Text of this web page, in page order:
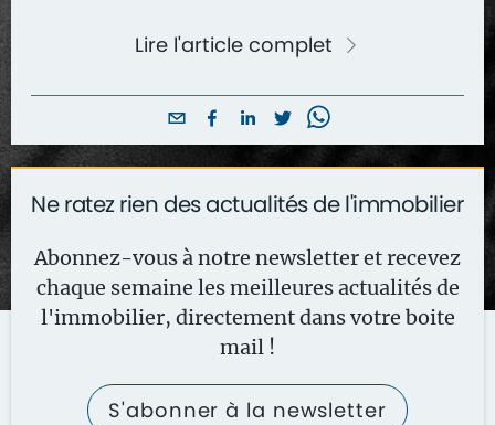
Lire l'article complet
Ne ratez rien des actualités de l'immobilier
Abonnez-vous à notre newsletter et recevez
chaque semaine les meilleures actualités de
l'immobilier, directement dans votre boite
mail !
S'abonner à la newsletter